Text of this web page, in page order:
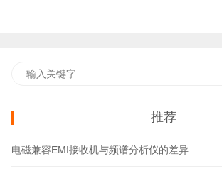
推荐
电磁兼容EMI接收机与频谱分析仪的差异